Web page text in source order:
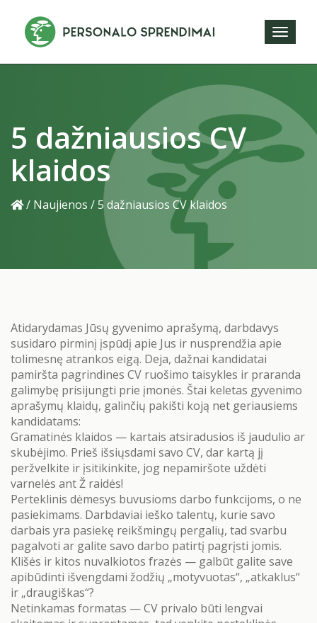
Toggle
5 dažniausios CV
klaidos
/ Naujienos /5 dažniausios CV klaidos
Atidarydamas Jūsų gyvenimo aprašymą, darbdavys
susidaro pirminį įspūdį apie Jus ir nusprendžia apie
tolimesnę atrankos eigą. Deja, dažnai kandidatai
pamiršta pagrindines CV ruošimo taisykles ir praranda
galimybę prisijungti prie įmonės. Štai keletas gyvenimo
aprašymų klaidų, galinčių pakišti koją net geriausiems
kandidatams:
Gramatinės klaidos — kartais atsiradusios iš jaudulio ar
skubėjimo. Prieš išsiųsdami savo CV, dar kartą jį
peržvelkite ir įsitikinkite, jog nepamiršote uždėti
varnelės ant Ž raidės!
Perteklinis dėmesys buvusioms darbo funkcijoms, o ne
pasiekimams. Darbdaviai ieško talentų, kurie savo
darbais yra pasiekę reikšmingų pergalių, tad svarbu
pagalvoti ar galite savo darbo patirtį pagrįsti jomis.
Klišės ir kitos nuvalkiotos frazės — galbūt galite save
apibūdinti išvengdami žodžių „motyvuotas“, „atkaklus“
ir „draugiškas“?
Netinkamas formatas — CV privalo būti lengvai